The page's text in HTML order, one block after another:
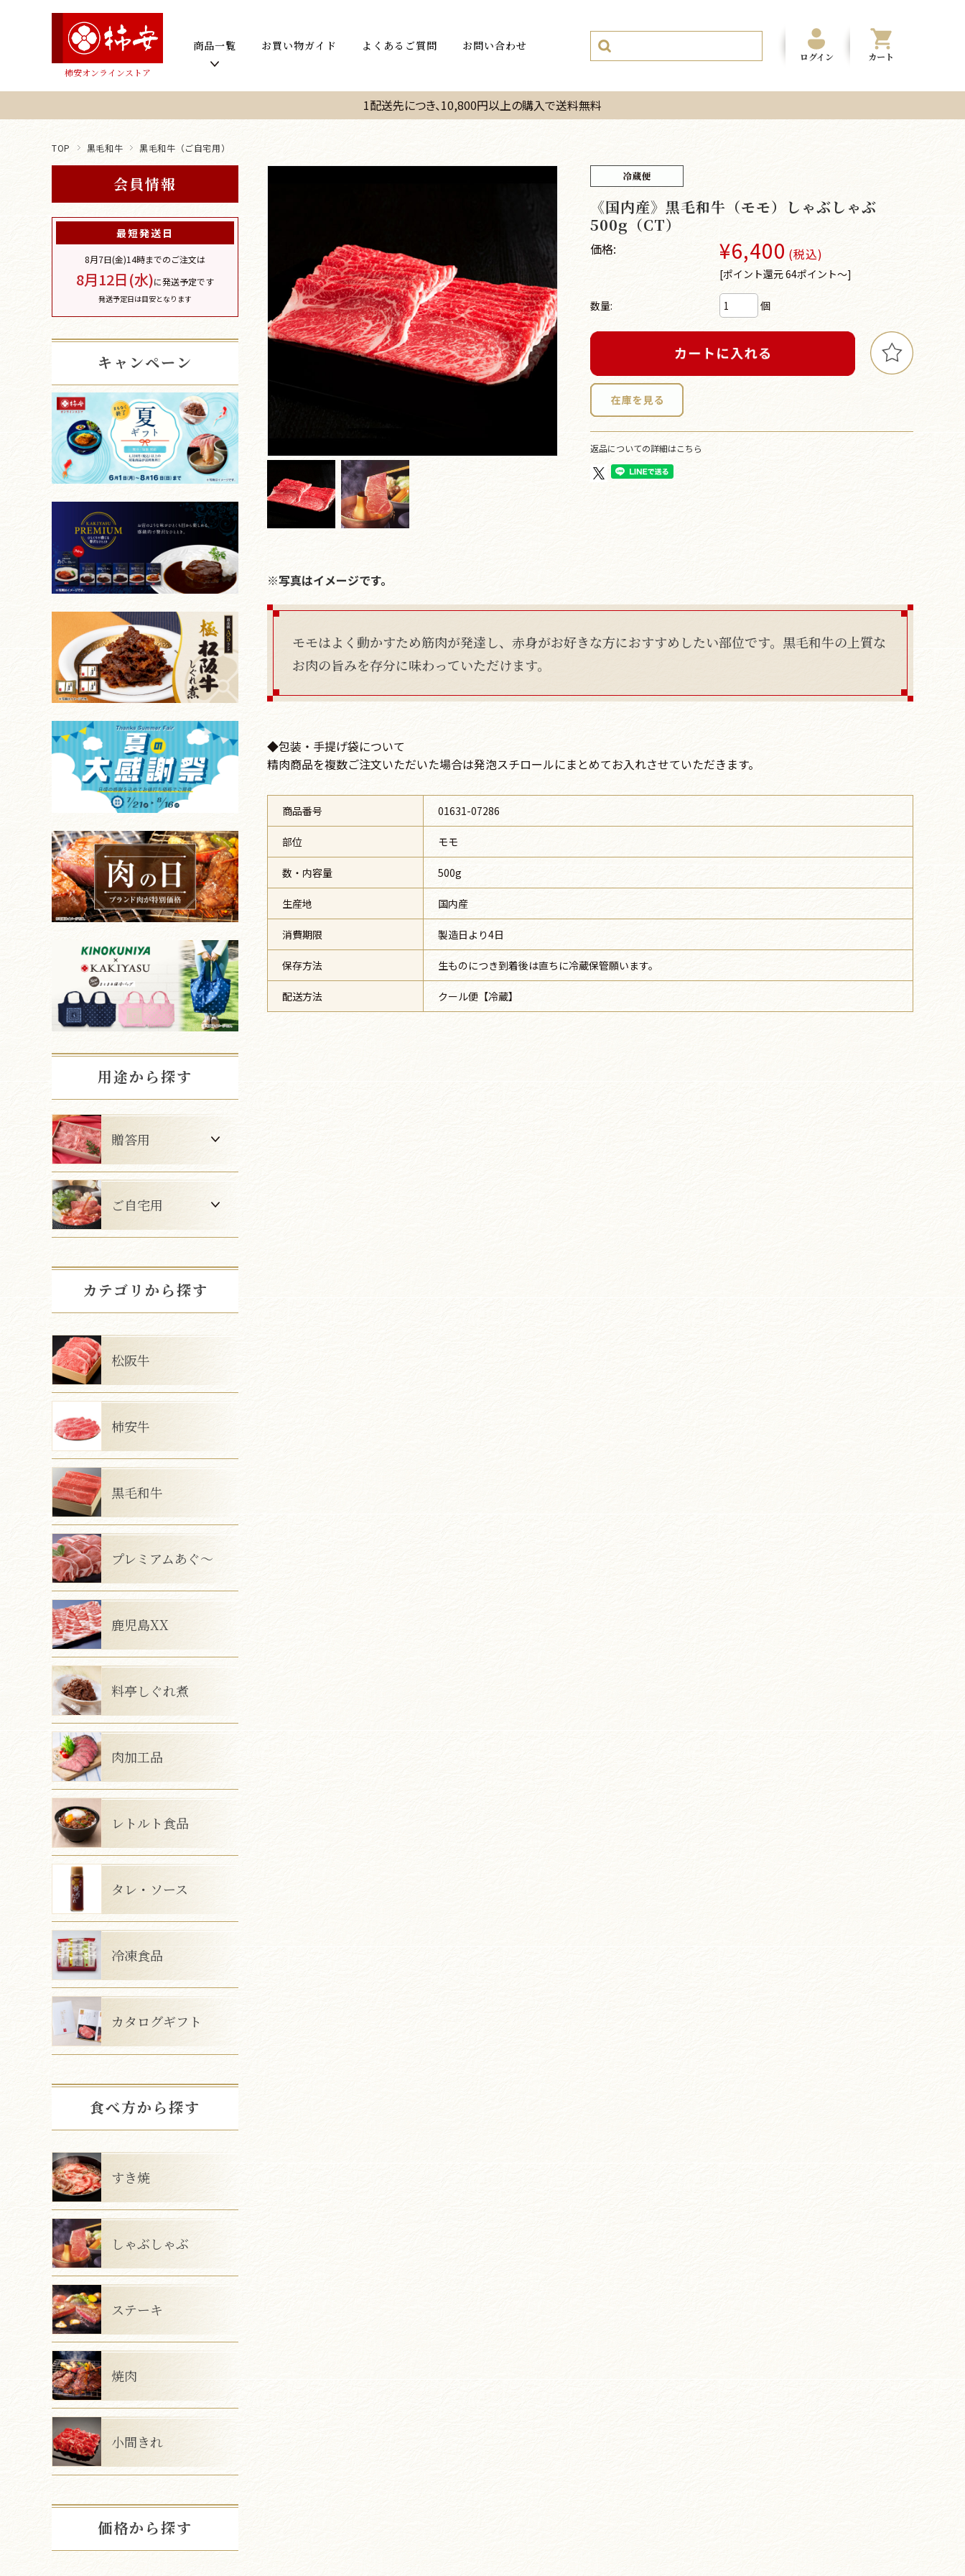
柿安オンラインストア
商品一覧 お買い物ガイド よくあるご質問 お問い合わせ
ログイン カート
1配送先につき、10,800円以上の購入で送料無料
TOP 黒毛和牛 黒毛和牛（ご自宅用）
《国内産》黒毛和牛（モモ）しゃぶしゃぶ
500g（CT）
価格: ¥6,400 (税込)
[ポイント還元 64ポイント～]
数量: 個
返品についての詳細はこちら
※写真はイメージです。
モモはよく動かすため筋肉が発達し、赤身がお好きな方におすすめしたい部位です。黒毛和牛の上質な
お肉の旨みを存分に味わっていただけます。
◆包装・手提げ袋について
精肉商品を複数ご注文いただいた場合は発泡スチロールにまとめてお入れさせていただきます。
商品番号 01631-07286
部位 モモ
数・内容量 500g
生産地 国内産
消費期限 製造日より4日
保存方法 生ものにつき到着後は直ちに冷蔵保管願います。
配送方法 クール便【冷蔵】
会員情報
最短発送日
8月7日(金)14時までのご注文は
8月12日(水)に発送予定です
発送予定日は目安となります
キャンペーン
用途から探す
贈答用
ご自宅用
カテゴリから探す
松阪牛
柿安牛
黒毛和牛
プレミアムあぐ～
鹿児島XX
料亭しぐれ煮
肉加工品
レトルト食品
タレ・ソース
冷凍食品
カタログギフト
食べ方から探す
すき焼
しゃぶしゃぶ
ステーキ
焼肉
小間きれ
価格から探す